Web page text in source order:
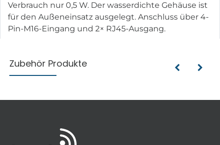
Verbrauch nur 0,5 W. Der wasserdichte Gehäuse ist
für den Außeneinsatz ausgelegt. Anschluss über 4-
Pin-M16-Eingang und 2× RJ45-Ausgang.
Zubehör Produkte